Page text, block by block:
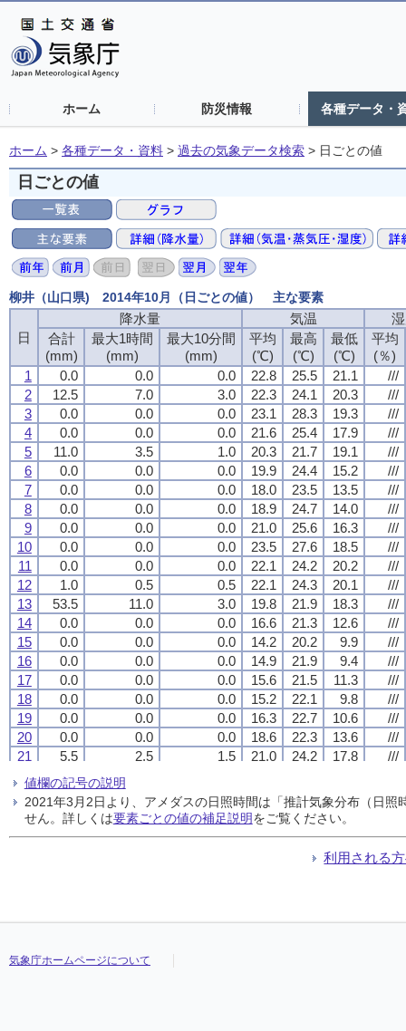
ホーム 防災情報 各種データ・
ホーム > 各種データ・資料 > 過去の気象データ検索 > 日ごとの値
日ごとの値
柳井（山口県) 2014年10月（日ごとの値） 主な要素
日
降水量 気温
合計
(mm)
最大1時間
(mm)
最大10分間
(mm)
平均
(℃)
最高
(℃)
最低
(℃)
平均
(％)
1
0.0 0.0 0.0 22.8 25.5 21.1
///
2
12.5 7.0 3.0 22.3 24.1 20.3
///
3
0.0 0.0 0.0 23.1 28.3 19.3
///
4
0.0 0.0 0.0 21.6 25.4 17.9
///
5
11.0 3.5 1.0 20.3 21.7 19.1
///
6
0.0 0.0 0.0 19.9 24.4 15.2
///
7
0.0 0.0 0.0 18.0 23.5 13.5
///
8
0.0 0.0 0.0 18.9 24.7 14.0
///
9
0.0 0.0 0.0 21.0 25.6 16.3
///
10
0.0 0.0 0.0 23.5 27.6 18.5
///
11
0.0 0.0 0.0 22.1 24.2 20.2
///
12
1.0 0.5 0.5 22.1 24.3 20.1
///
13
53.5 11.0 3.0 19.8 21.9 18.3
///
14
0.0 0.0 0.0 16.6 21.3 12.6
///
15
0.0 0.0 0.0 14.2 20.2 9.9
///
16
0.0 0.0 0.0 14.9 21.9 9.4
///
17
0.0 0.0 0.0 15.6 21.5 11.3
///
18
0.0 0.0 0.0 15.2 22.1 9.8
///
19
0.0 0.0 0.0 16.3 22.7 10.6
///
20
0.0 0.0 0.0 18.6 22.3 13.6
///
21
5.5 2.5 1.5 21.0 24.2 17.8
///
22
6.5
23
0.0 0.0 0.0 16.2 20.7 12.4
///
24
0.0 0.0 0.0 15.4 20.7 10.9
///
14.3
///
30
0.0 0.0 0.0 16.0 20.7 10.6
///
日
降水量 気温
合計
(mm)
最大1時間
(mm)
最大10分間
(mm)
平均
(℃)
最高
(℃)
最低
(℃)
平均
(％)
1
0.0 0.0 0.0 22.8 25.5 21.1
///
2
12.5 7.0 3.0 22.3 24.1 20.3
///
3
0.0 0.0 0.0 23.1 28.3 19.3
///
4
0.0 0.0 0.0 21.6 25.4 17.9
///
5
11.0 3.5 1.0 20.3 21.7 19.1
///
6
0.0 0.0 0.0 19.9 24.4 15.2
///
7
0.0 0.0 0.0 18.0 23.5 13.5
///
8
0.0 0.0 0.0 18.9 24.7 14.0
///
9
0.0 0.0 0.0 21.0 25.6 16.3
///
10
0.0 0.0 0.0 23.5 27.6 18.5
///
11
0.0 0.0 0.0 22.1 24.2 20.2
///
12
1.0 0.5 0.5 22.1 24.3 20.1
///
13
53.5 11.0 3.0 19.8 21.9 18.3
///
14
0.0 0.0 0.0 16.6 21.3 12.6
///
15
0.0 0.0 0.0 14.2 20.2 9.9
///
16
0.0 0.0 0.0 14.9 21.9 9.4
///
17
0.0 0.0 0.0 15.6 21.5 11.3
///
18
0.0 0.0 0.0 15.2 22.1 9.8
///
19
0.0 0.0 0.0 16.3 22.7 10.6
///
20
0.0 0.0 0.0 18.6 22.3 13.6
///
21
5.5 2.5 1.5 21.0 24.2 17.8
///
22
6.5
23
0.0 0.0 0.0 16.2 20.7 12.4
///
24
0.0 0.0 0.0 15.4 20.7 10.9
///
14.3
///
30
0.0 0.0 0.0 16.0 20.7 10.6
///
日
降水量 気温
合計
(mm)
最大1時間
(mm)
最大10分間
(mm)
平均
(℃)
最高
(℃)
最低
(℃)
平均
(％)
1
0.0 0.0 0.0 22.8 25.5 21.1
///
2
12.5 7.0 3.0 22.3 24.1 20.3
///
3
0.0 0.0 0.0 23.1 28.3 19.3
///
4
0.0 0.0 0.0 21.6 25.4 17.9
///
5
11.0 3.5 1.0 20.3 21.7 19.1
///
6
0.0 0.0 0.0 19.9 24.4 15.2
///
7
0.0 0.0 0.0 18.0 23.5 13.5
///
8
0.0 0.0 0.0 18.9 24.7 14.0
///
9
0.0 0.0 0.0 21.0 25.6 16.3
///
10
0.0 0.0 0.0 23.5 27.6 18.5
///
11
0.0 0.0 0.0 22.1 24.2 20.2
///
12
1.0 0.5 0.5 22.1 24.3 20.1
///
13
53.5 11.0 3.0 19.8 21.9 18.3
///
14
0.0 0.0 0.0 16.6 21.3 12.6
///
15
0.0 0.0 0.0 14.2 20.2 9.9
///
16
0.0 0.0 0.0 14.9 21.9 9.4
///
17
0.0 0.0 0.0 15.6 21.5 11.3
///
18
0.0 0.0 0.0 15.2 22.1 9.8
///
19
0.0 0.0 0.0 16.3 22.7 10.6
///
20
0.0 0.0 0.0 18.6 22.3 13.6
///
21
5.5 2.5 1.5 21.0 24.2 17.8
///
22
6.5
23
0.0 0.0 0.0 16.2 20.7 12.4
///
24
0.0 0.0 0.0 15.4 20.7 10.9
///
14.3
///
30
0.0 0.0 0.0 16.0 20.7 10.6
///
日
降水量 気温
合計
(mm)
最大1時間
(mm)
最大10分間
(mm)
平均
(℃)
最高
(℃)
最低
(℃)
平均
(％)
1
0.0 0.0 0.0 22.8 25.5 21.1
///
2
12.5 7.0 3.0 22.3 24.1 20.3
///
3
0.0 0.0 0.0 23.1 28.3 19.3
///
4
0.0 0.0 0.0 21.6 25.4 17.9
///
5
11.0 3.5 1.0 20.3 21.7 19.1
///
6
0.0 0.0 0.0 19.9 24.4 15.2
///
7
0.0 0.0 0.0 18.0 23.5 13.5
///
8
0.0 0.0 0.0 18.9 24.7 14.0
///
9
0.0 0.0 0.0 21.0 25.6 16.3
///
10
0.0 0.0 0.0 23.5 27.6 18.5
///
11
0.0 0.0 0.0 22.1 24.2 20.2
///
12
1.0 0.5 0.5 22.1 24.3 20.1
///
13
53.5 11.0 3.0 19.8 21.9 18.3
///
14
0.0 0.0 0.0 16.6 21.3 12.6
///
15
0.0 0.0 0.0 14.2 20.2 9.9
///
16
0.0 0.0 0.0 14.9 21.9 9.4
///
17
0.0 0.0 0.0 15.6 21.5 11.3
///
18
0.0 0.0 0.0 15.2 22.1 9.8
///
19
0.0 0.0 0.0 16.3 22.7 10.6
///
20
0.0 0.0 0.0 18.6 22.3 13.6
///
21
5.5 2.5 1.5 21.0 24.2 17.8
///
22
6.5
23
0.0 0.0 0.0 16.2 20.7 12.4
///
24
0.0 0.0 0.0 15.4 20.7 10.9
///
14.3
///
30
0.0 0.0 0.0 16.0 20.7 10.6
///
値欄の記号の説明
2021年3月2日より、アメダスの日照時間は「推計気象分布（日
せん。詳しくは要素ごとの値の補足説明をご覧ください。
利用される
気象庁ホームページについて